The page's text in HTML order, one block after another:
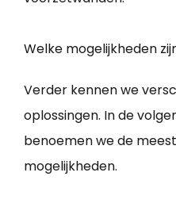
Welke mogelijkheden
Verder kennen we
oplossingen. In de
benoemen we de
mogelijkheden.